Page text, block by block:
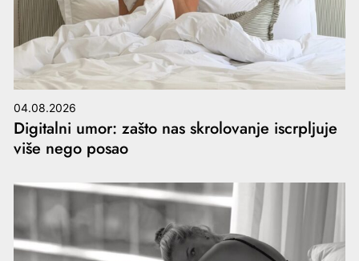
04.08.2026
Digitalni umor: zašto nas skrolovanje iscrpljuje
više nego posao